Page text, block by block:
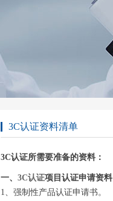
3C认证资料清单
3C认证所需要准备的资料：
一、 3C认证项目认证申请资料
1、强制性产品认证申请书。